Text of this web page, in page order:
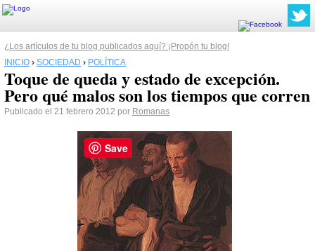
¿Los artículos de tu blog publicados aquí? ¡Propón tu blog!
INICIO › SOCIEDAD › POLÍTICA
Toque de queda y estado de excepción.
Pero qué malos son los tiempos que corren
Publicado el 21 febrero 2012 por Romanas
Save